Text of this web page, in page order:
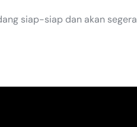
siap-siap dan akan